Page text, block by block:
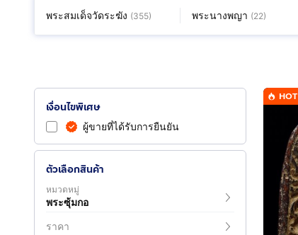
พระสมเด็จวัดระฆัง (355) พระนางพญา (22)
เงื่อนไขพิเศษ
ผู้ขายที่ได้รับการยืนยัน
ตัวเลือกสินค้า
หมวดหมู่
พระซุ้มกอ
ราคา
HOT